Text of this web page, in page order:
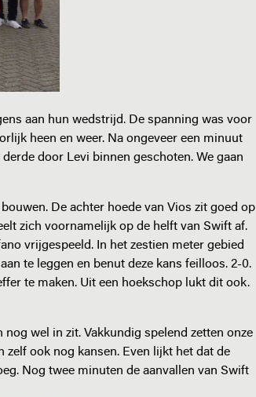
aan hun wedstrijd. De spanning was voor
heen en weer. Na ongeveer een minuut
door Levi binnen geschoten. We gaan
De achter hoede van Vios zit goed op
zich voornamelijk op de helft van Swift af.
vrijgespeeld. In het zestien meter gebied
te leggen en benut deze kans feilloos. 2-0.
te maken. Uit een hoekschop lukt dit ook.
wel in zit. Vakkundig spelend zetten onze
zelf ook nog kansen. Even lijkt het dat de
Nog twee minuten de aanvallen van Swift